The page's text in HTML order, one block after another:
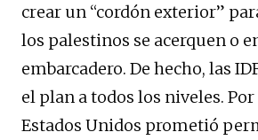
crear un “cordón exterior”
los palestinos se acerquen o
embarcadero. De hecho, las
el plan a todos los niveles.
Estados Unidos prometió